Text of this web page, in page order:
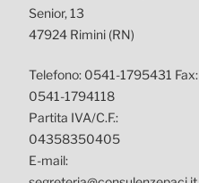
Senior, 13
47924 Rimini (RN)
Telefono: 0541-1795431 Fax:
0541-1794118
Partita IVA/C.F.:
04358350405
E-mail: